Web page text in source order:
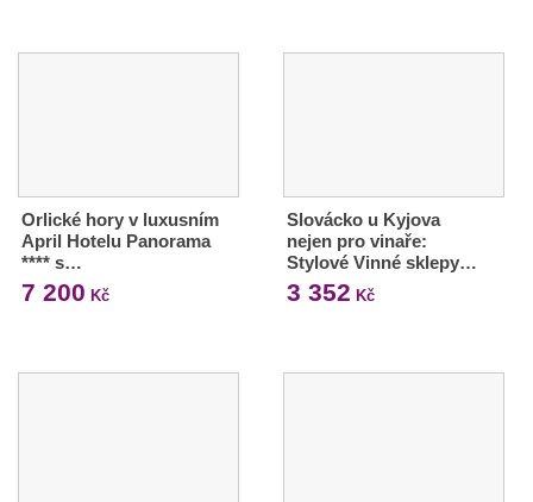
Orlické hory v luxusním
April Hotelu Panorama
**** s…
7 200 Kč
Slovácko u Kyjova
nejen pro vinaře:
Stylové Vinné sklepy…
3 352 Kč